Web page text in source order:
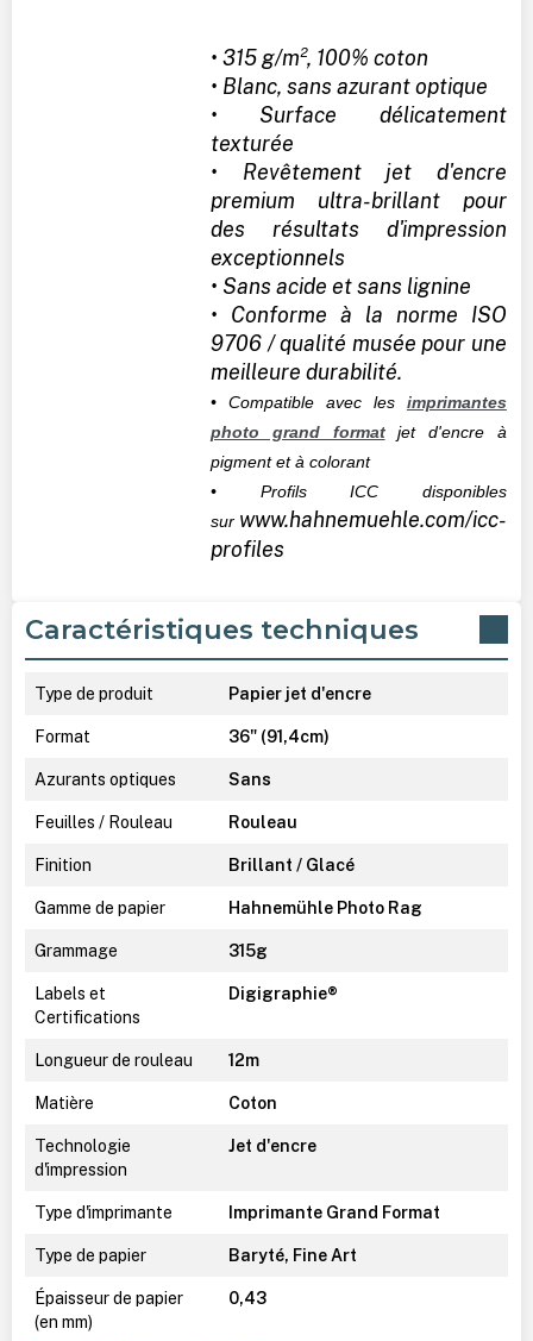
• 315 g/m², 100% coton
• Blanc, sans azurant optique
• Surface délicatement
texturée
• Revêtement jet d'encre
premium ultra-brillant pour
des résultats d'impression
exceptionnels
• Sans acide et sans lignine
• Conforme à la norme ISO
9706 / qualité musée pour une
meilleure durabilité.
• Compatible avec les imprimantes
photo grand formatjet d'encre à
pigment et à colorant
• Profils ICC disponibles
sur www.hahnemuehle.com/icc-
profiles
Caractéristiques techniques
Type de produit Papier jet d'encre
Format 36" (91,4cm)
Azurants optiques Sans
Feuilles / Rouleau Rouleau
Finition Brillant / Glacé
Gamme de papier Hahnemühle Photo Rag
Grammage 315g
Labels et
Certifications
Digigraphie®
Longueur de rouleau 12m
Matière Coton
Technologie
d'impression
Jet d'encre
Type d'imprimante Imprimante Grand Format
Type de papier Baryté, Fine Art
Épaisseur de papier
(en mm)
0,43